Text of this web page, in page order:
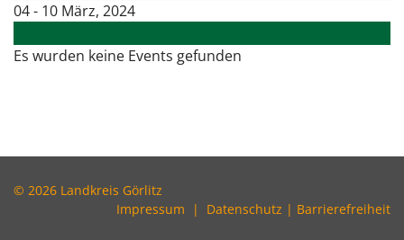
04 - 10 März, 2024
Es wurden keine Events gefunden
© 2026 Landkreis Görlitz
Impressum | Datenschutz | Barrierefreiheit